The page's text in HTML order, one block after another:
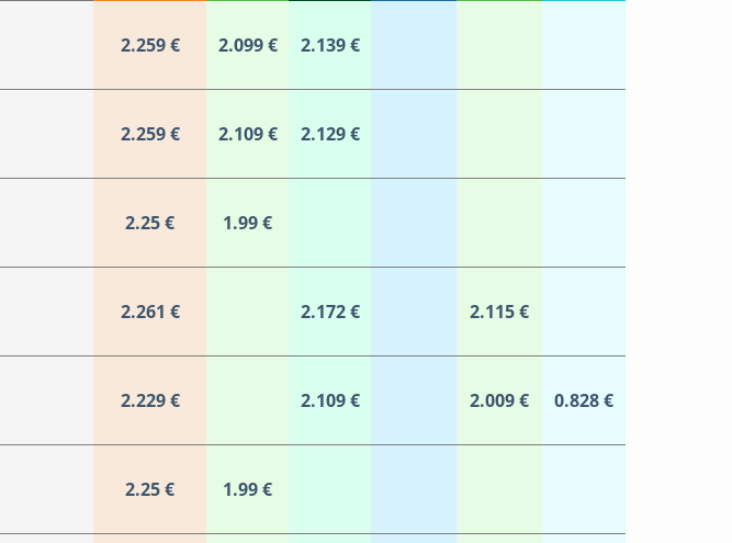
2.259 € 2.099 € 2.139 €
2.259 € 2.109 € 2.129 €
2.25 € 1.99 €
2.261 € 2.172 € 2.115 €
2.229 € 2.109 € 2.009 € 0.828 €
2.25 € 1.99 €